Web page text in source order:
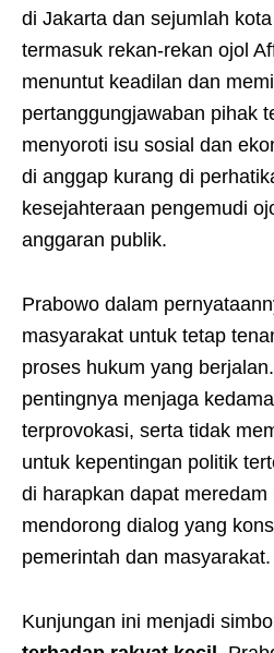
di Jakarta dan sejumlah
termasuk rekan-rekan ojol
menuntut keadilan dan
pertanggungjawaban pihak
menyoroti isu sosial dan
di anggap kurang di
kesejahteraan pengemudi
anggaran publik.
Prabowo dalam
masyarakat untuk tetap
proses hukum yang
pentingnya menjaga
terprovokasi, serta tidak
untuk kepentingan politik
di harapkan dapat meredam
mendorong dialog yang
pemerintah dan masyarakat.
Kunjungan ini menjadi simbol